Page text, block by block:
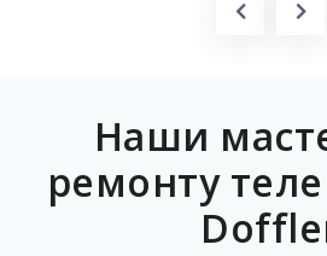
Наши
ремонту